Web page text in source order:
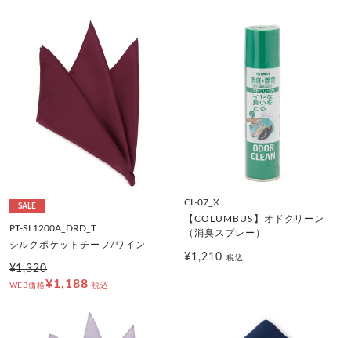
SALE
PT-SL1200A_DRD_T
シルクポケットチーフ/ワイン
¥1,320
WEB価格¥1,188 税込
CL-07_X
【COLUMBUS】オドクリーン
（消臭スプレー）
¥1,210 税込